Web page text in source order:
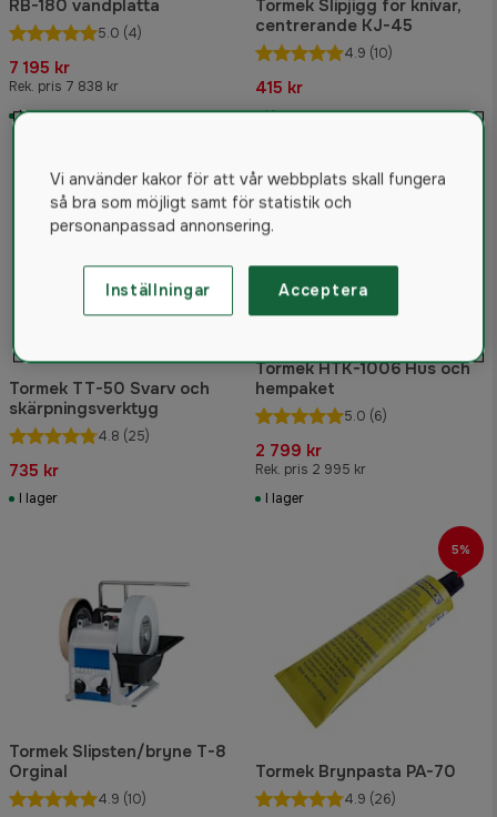
RB-180 vändplatta
5.0 (4)
7 195 kr
Rek. pris 7 838 kr
I lager
Tormek Slipjigg för knivar,
centrerande KJ-45
4.9 (10)
415 kr
I lager
Tormek TT-50 Svarv och
skärpningsverktyg
4.8 (25)
735 kr
I lager
Tormek HTK-1006 Hus och
hempaket
5.0 (6)
2 799 kr
Rek. pris 2 995 kr
I lager
Tormek Slipsten/bryne T-8
Orginal
4.9 (10)
Tormek Brynpasta PA-70
4.9 (26)
5%
Vi använder kakor för att vår webbplats skall fungera
så bra som möjligt samt för statistik och
personanpassad annonsering.
Inställningar Acceptera